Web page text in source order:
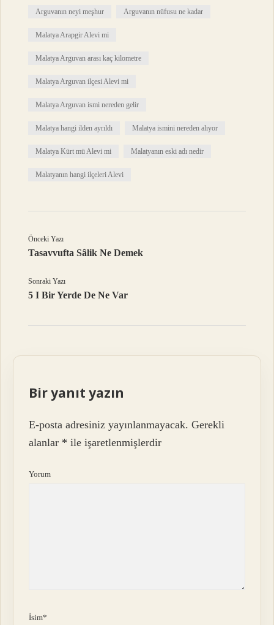
Arguvanın neyi meşhur Arguvanın nüfusu ne kadar
Malatya Arapgir Alevi mi
Malatya Arguvan arası kaç kilometre
Malatya Arguvan ilçesi Alevi mi
Malatya Arguvan ismi nereden gelir
Malatya hangi ilden ayrıldı Malatya ismini nereden alıyor
Malatya Kürt mü Alevi mi Malatyanın eski adı nedir
Malatyanın hangi ilçeleri Alevi
Önceki Yazı
Tasavvufta Sâlik Ne Demek
Sonraki Yazı
5 I Bir Yerde De Ne Var
Bir yanıt yazın
E-posta adresiniz yayınlanmayacak. Gerekli
alanlar * ile işaretlenmişlerdir
Yorum
İsim*